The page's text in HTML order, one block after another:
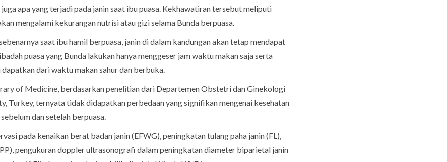
juga apa yang terjadi pada janin saat ibu puasa. Kekhawatiran tersebut meliputi
mengalami kekurangan nutrisi atau gizi selama Bunda berpuasa.
saat ibu hamil berpuasa, janin di dalam kandungan akan tetap mendapat
puasa yang Bunda lakukan hanya menggeser jam waktu makan saja serta
dari waktu makan sahur dan berbuka.
of Medicine, berdasarkanpenelitiandari Departemen Obstetri dan Ginekologi
Turkey, ternyata tidak didapatkan perbedaan yang signifikan mengenai kesehatan
dan setelah berpuasa.
pada kenaikan berat badan janin (EFWG), peningkatan tulang paha janin (FL),
pengukuran doppler ultrasonografi dalam peningkatan diameter biparietal janin